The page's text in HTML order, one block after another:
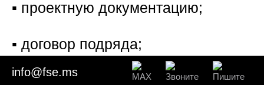
▪️ проектную документацию;
▪️ договор подряда;
▪️ акты выполненных работ;
info@fse.ms